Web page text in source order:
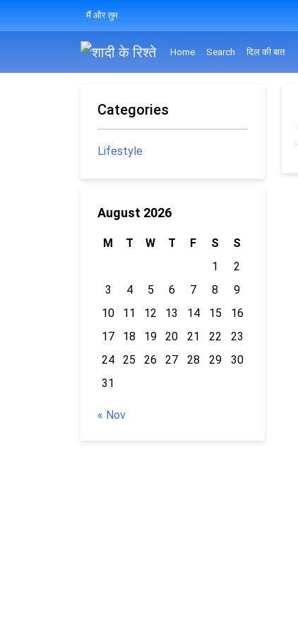
मैं और तुम
Home Search दिल की बात
Categories
Lifestyle
August 2026
M T W T F S
S
1
2
3
4 5 6 7 8
9
10
11 12 13 14 15
16
17
18 19 20 21 22
23
24
25 26 27 28 29
30
31
« Nov